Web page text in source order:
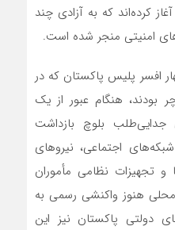
کرده‌اند که به آزادی چند
امنیتی منجر شده است.
افسر پلیس پاکستان که در
از منگوچر بودند، هنگام عبور از یک
بلوچ بازداشت
اجتماعی، نیروهای
تجهیزات نظامی مأموران
هنوز واکنشی رسمی به
دولتی پاکستان نیز این